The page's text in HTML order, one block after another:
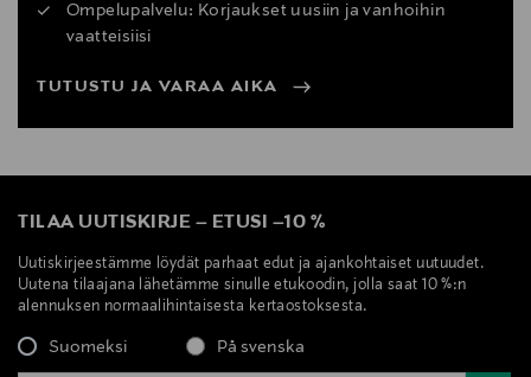
Ompelupalvelu: Korjaukset uusiin ja vanhoihin
vaatteisiisi
TUTUSTU JA VARAA AIKA
TILAA UUTISKIRJE – ETUSI –10 %
Uutiskirjeestämme löydät parhaat edut ja ajankohtaiset uutuudet.
Uutena tilaajana lähetämme sinulle etukoodin, jolla saat 10 %:n
alennuksen normaalihintaisesta kertaostoksesta.
Suomeksi På svenska